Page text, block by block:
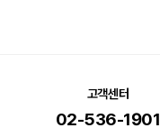
고객센터
02-536-1901